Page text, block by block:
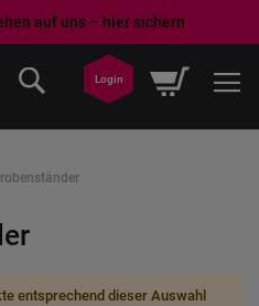
auf uns – hier sichern
Mein
Login
entsprechend dieser Auswahl